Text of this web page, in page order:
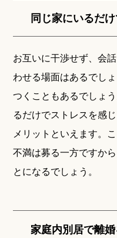
同じ家にいるだ
お互いに干渉せず、会
わせる場面はあるでし
つくこともあるでしょ
るだけでストレスを感
メリットといえます。
不満は募る一方ですか
とになるでしょう。
家庭内別居で離